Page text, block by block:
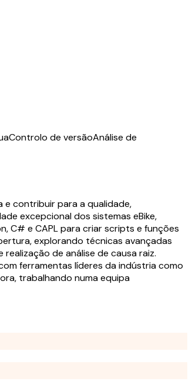
Controlo de versãoAnálise de
e contribuir para a qualidade,
excepcional dos sistemas eBike,
C# e CAPL para criar scripts e funções
explorando técnicas avançadas
de análise de causa raiz.
ferramentas líderes da indústria como
trabalhando numa equipa